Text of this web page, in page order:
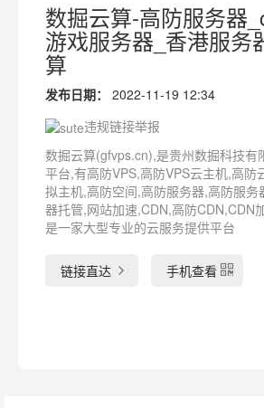
数掘云算-高防服务器
游戏服务器_香港服务
算
发布日期：
2022-11-19 12:34
违规链接举报
数掘云算(gfvps.cn),是贵州数掘科技有
平台,有高防VPS,高防VPS云主机,高防
拟主机,高防空间,高防服务器,高防服务
器托管,网站加速,CDN,高防CDN,CDN
是一家大型专业的云服务提供平台
链接直达 手机查看